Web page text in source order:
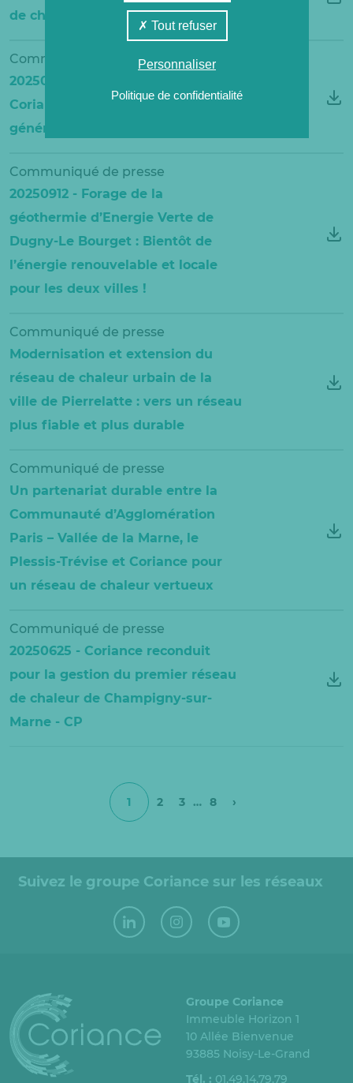
de chauffe 2025-2026
Communiqué de presse
20250917 - Fabrice Lepoutre rejoint
Coriance en tant que directeur
général du Groupe
Communiqué de presse
20250912 - Forage de la
géothermie d’Energie Verte de
Dugny-Le Bourget : Bientôt de
l’énergie renouvelable et locale
pour les deux villes !
Communiqué de presse
Modernisation et extension du
réseau de chaleur urbain de la
ville de Pierrelatte : vers un réseau
plus fiable et plus durable
Communiqué de presse
Un partenariat durable entre la
Communauté d’Agglomération
Paris – Vallée de la Marne, le
Plessis-Trévise et Coriance pour
un réseau de chaleur vertueux
Communiqué de presse
20250625 - Coriance reconduit
pour la gestion du premier réseau
de chaleur de Champigny-sur-
Marne - CP
1 2 3 … 8 ›
Suivez le groupe Coriance sur les réseaux
Groupe Coriance
Immeuble Horizon 1
10 Allée Bienvenue
93885 Noisy-Le-Grand
Tél. : 01.49.14.79.79
Tout refuser
Personnaliser
Politique de confidentialité